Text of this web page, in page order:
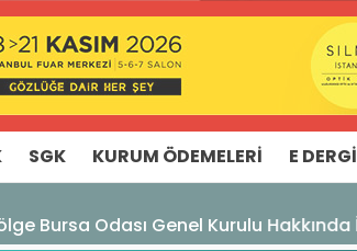
SGK KURUM ÖDEMELERI E DERGI
İptal Kararı